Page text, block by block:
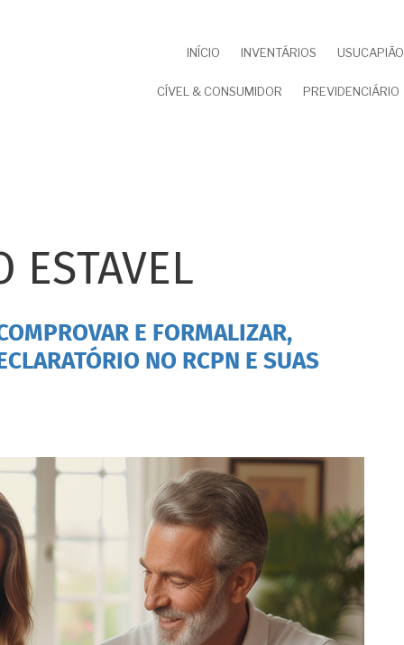
INÍCIO INVENTÁRIOS
CÍVEL & CONSUMIDOR PREVIDENCIÁRIO
ESTAVEL
E FORMALIZAR,
NO RCPN E SUAS